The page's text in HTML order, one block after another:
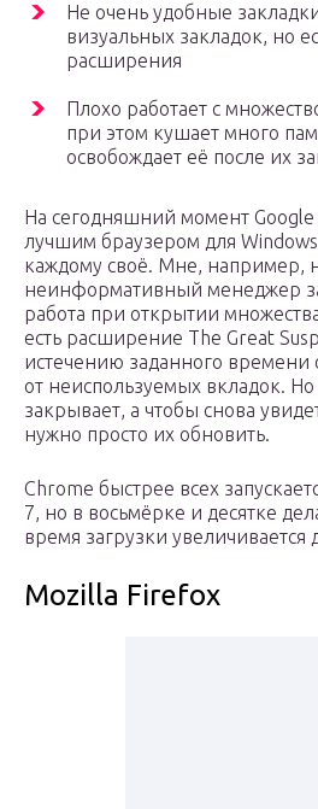
Не очень удобные
визуальных закладок, но
расширения
Плохо работает с
при этом кушает много
освобождает её после их
На сегодняшний момент Google
лучшим браузером для
каждому своё. Мне, например,
неинформативный менеджер
работа при открытии
есть расширение The Great
истечению заданного времени
от неиспользуемых вкладок.
закрывает, а чтобы снова
нужно просто их обновить.
Chrome быстрее всех
7, но в восьмёрке и десятке
время загрузки увеличивается
Mozilla Firefox